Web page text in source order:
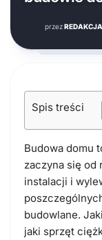
przezREDAKCJA
Spis treści
Budowa domu
zaczyna się od
instalacji i
budowlane.
jaki sprzęt